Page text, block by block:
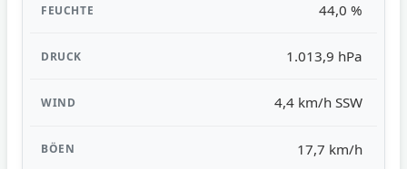
44,0 %
1.013,9 hPa
4,4 km/h SSW
17,7 km/h